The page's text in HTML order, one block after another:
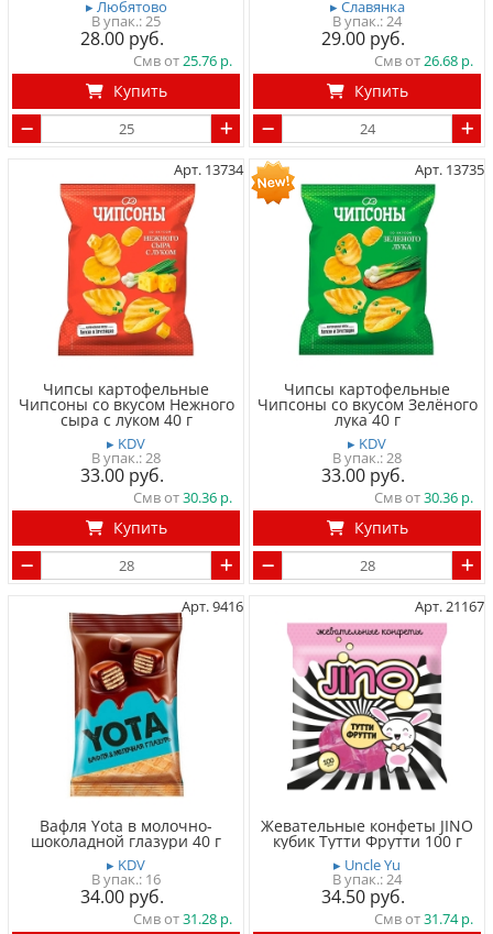
▸ Любятово
25
28.00
Смв от25.76
Купить
▸ Славянка
24
29.00
Смв от26.68
Купить
Арт. 13734
Чипсы картофельные
Чипсоны со вкусом Нежного
сыра с луком 40 г
▸ KDV
28
33.00
Смв от30.36
Купить
Арт. 13735
Чипсы картофельные
Чипсоны со вкусом Зелёного
лука 40 г
▸ KDV
28
33.00
Смв от30.36
Купить
Арт. 9416
Вафля Yota в молочно-
шоколадной глазури 40 г
▸ KDV
16
34.00
Смв от31.28
Арт. 21167
Жевательные конфеты JINO
кубик Тутти Фрутти 100 г
▸ Uncle Yu
24
34.50
Смв от31.74